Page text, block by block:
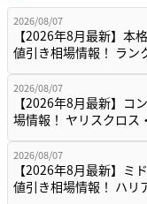
2026/08/07
【2026年8月最新】本
値引き相場情報！ ラ
2026/08/07
【2026年8月最新】コ
場情報！ ヤリスクロ
2026/08/07
【2026年8月最新】ミ
値引き相場情報！ ハリ